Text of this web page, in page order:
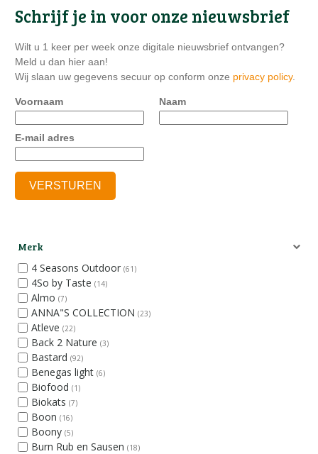
Schrijf je in voor onze nieuwsbrief
Wilt u 1 keer per week onze digitale nieuwsbrief ontvangen?
Meld u dan hier aan!
Wij slaan uw gegevens secuur op conform onze privacy policy.
Voornaam Naam
E-mail adres
Merk
4 Seasons Outdoor (61)
4So by Taste (14)
Almo (7)
ANNA"S COLLECTION (23)
Atleve (22)
Back 2 Nature (3)
Bastard (92)
Benegas light (6)
Biofood (1)
Biokats (7)
Boon (16)
Boony (5)
Burn Rub en Sausen (18)